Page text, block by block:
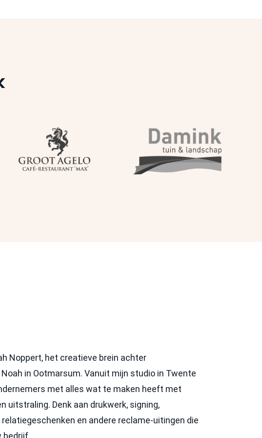
Noppert, het creatieve brein achter
in Ootmarsum. Vanuit mijn studio in Twente
met alles wat te maken heeft met
uitstraling. Denk aan drukwerk, signing,
en andere reclame-uitingen die
bedrijf.